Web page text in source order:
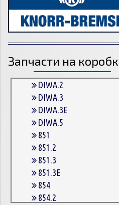
Запчасти на
DIWA.2
DIWA.3
DIWA.3E
DIWA.5
851
851.2
851.3
851.3E
854
854.2